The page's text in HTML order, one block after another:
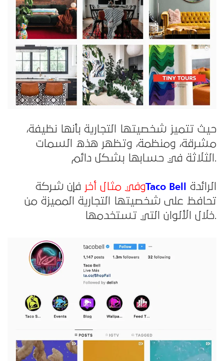
حيث تتميز شخصيتها التجارية بأنها نظيفة،
مشرقة، ومنظمة، وتظهر هذه السمات
الثلاثة في حسابها بشكل دائم.
وفي مثال أخر فإن شركة Taco Bell الرائدة
تحافظ على شخصيتها التجارية المميزة من
خلال الألوان التي تستخدمها.